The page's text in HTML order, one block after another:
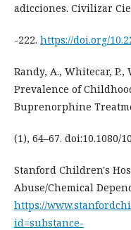
adicciones. Civilizar
-222. https://doi.org/
Randy, A., Whitecar,
Prevalence of
Buprenorphine
(1), 64–67. doi:10.1080/
Stanford Children's
Abuse/Chemical
https://
id=substance-